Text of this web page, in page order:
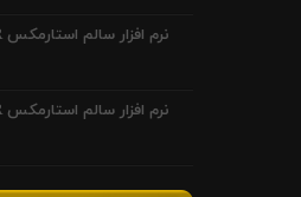
نرم افزار سالم استارمکس X100 SUPER
نرم افزار سالم استارمکس X20 SUPER